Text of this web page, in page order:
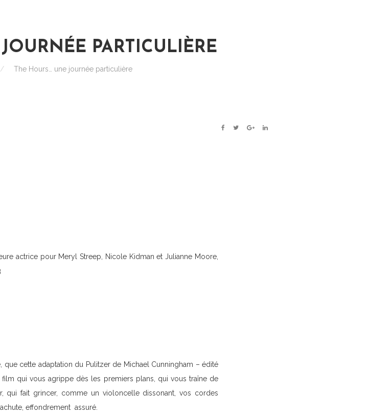
PARTICULIÈRE
/ The Hours… une journée particulière
FACEBOOK
TWITTER
GOOGLE+LINKEDIN
actrice pour Meryl Streep, Nicole Kidman et Julianne Moore,
cette adaptation du Pulitzer de Michael Cunningham – édité
qui vous agrippe dès les premiers plans, qui vous traîne de
qui fait grincer, comme un violoncelle dissonant, vos cordes
effondrement assuré.